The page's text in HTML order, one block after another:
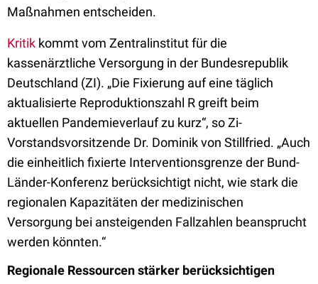
Maßnahmen entscheiden.
Kritik kommt vom Zentralinstitut für die
kassenärztliche Versorgung in der Bundesrepublik
Deutschland (ZI). „Die Fixierung auf eine täglich
aktualisierte Reproduktionszahl R greift beim
aktuellen Pandemieverlauf zu kurz“, so Zi-
Vorstandsvorsitzende Dr. Dominik von Stillfried. „Auch
die einheitlich fixierte Interventionsgrenze der Bund-
Länder-Konferenz berücksichtigt nicht, wie stark die
regionalen Kapazitäten der medizinischen
Versorgung bei ansteigenden Fallzahlen beansprucht
werden könnten.“
Regionale Ressourcen stärker berücksichtigen